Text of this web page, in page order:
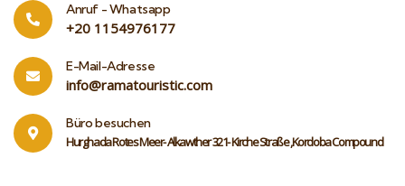
Anruf - Whatsapp
‎+20 1154976177
E-Mail-Adresse
info@ramatouristic.com
Büro besuchen
Hurghada Rotes Meer- Alkawther 321- Kirche Straße ,Kordoba Compound